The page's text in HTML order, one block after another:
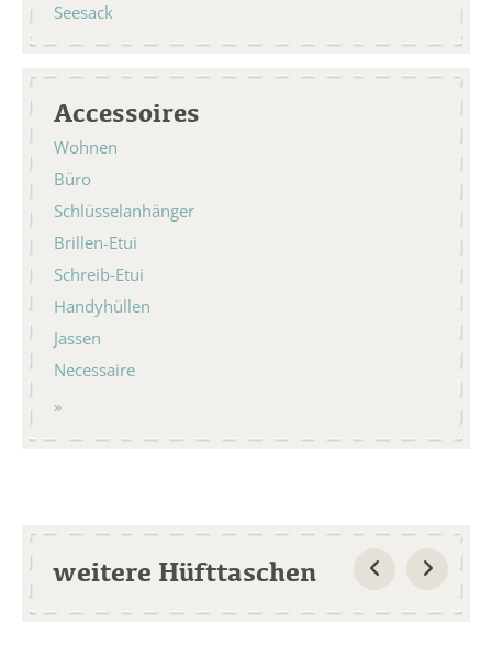
Seesack
Accessoires
Wohnen
Büro
Schlüsselanhänger
Brillen-Etui
Schreib-Etui
Handyhüllen
Jassen
Necessaire
weitere Hüfttaschen